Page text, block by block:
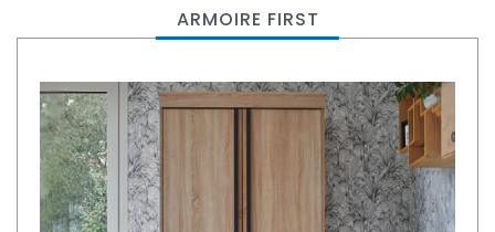
ARMOIRE FIRST